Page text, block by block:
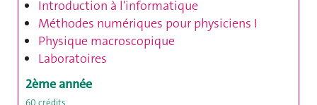
Introduction à l'informatique
Méthodes numériques pour physiciens I
Physique macroscopique
Laboratoires
2ème année
60 crédits